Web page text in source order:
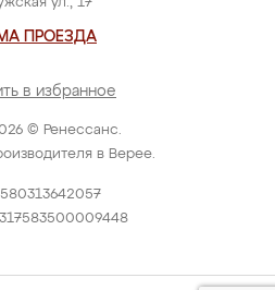
© Ренессанс.
в Верее.
ПРОЕЗДА
в избранное